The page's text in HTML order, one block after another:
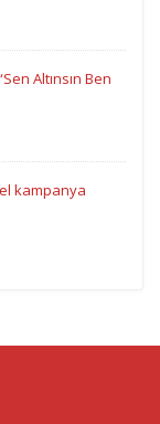
Altınsın Ben
kampanya